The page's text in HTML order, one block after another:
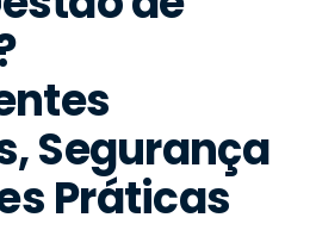
Segurança
Práticas